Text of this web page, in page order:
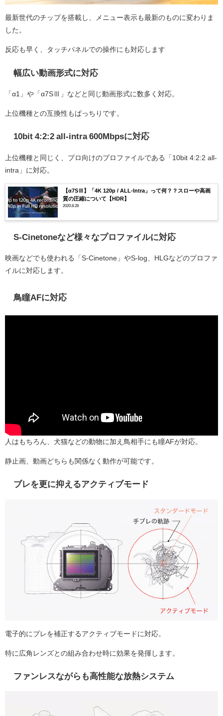
最新世代のチップを搭載し、メニュー表示も最新のものに変わりま
した。
反応も早く、タッチパネルでの操作にも対応します
幅広い動画形式に対応
「α1」や「α7SⅢ」などと同じ動画形式に数多く対応。
上位機種との互換性もばっちりです。
10bit 4:2:2 all-intra 600Mbpsに対応
上位機種と同じく、プロ向けのプロファイルである「10bit 4:2:2 all-
intra」に対応。
【α7SⅢ】「4K 120p / ALL-Intra」って何？？スローや高画
質の圧縮について【HDR】
2020.8.28
S-Cinetoneなど様々なプロファイルに対応
映画などでも使われる「S-Cinetone」やS-log、HLGなどのプロファ
イルに対応します。
鳥瞳AFに対応
人はもちろん、犬猫などの動物に加え鳥相手にも瞳AFが対応。
静止画、動画どちらも関係なく動作が可能です。
ブレを更に抑えるアクティブモード
電子的にブレを補正するアクティブモードに対応。
特に広角レンズとの組み合わせ時に効果を発揮します。
ファンレスながらも高性能な放熱システム